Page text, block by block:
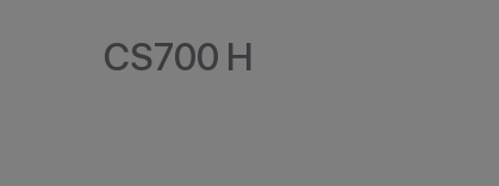
CS700 Hназначения